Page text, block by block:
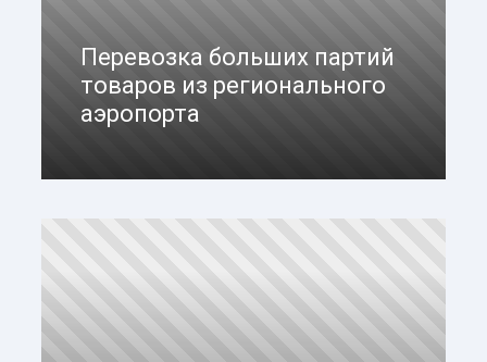
Перевозка больших партий
товаров из регионального
аэропорта